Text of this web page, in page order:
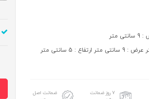
۷ روز ضمانت
ضمانت اصل